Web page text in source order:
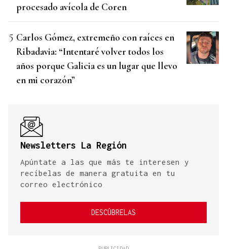
procesado avícola de Coren
Carlos Gómez, extremeño con raíces en
Ribadavia: “Intentaré volver todos los
años porque Galicia es un lugar que llevo
en mi corazón”
Newsletters La Región
Apúntate a las que más te interesen y
recíbelas de manera gratuita en tu
correo electrónico
DESCÚBRELAS